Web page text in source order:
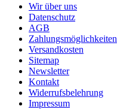
Wir über uns
Datenschutz
AGB
Zahlungsmöglichkeiten
Versandkosten
Sitemap
Newsletter
Kontakt
Widerrufsbelehrung
Impressum